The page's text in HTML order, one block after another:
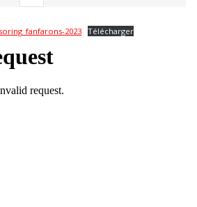
2023 Télécharger